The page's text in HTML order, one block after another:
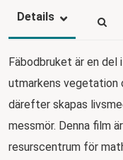
Details
Fäbodbruket är en
utmarkens vegetation
därefter skapas
messmör. Denna film
resurscentrum för